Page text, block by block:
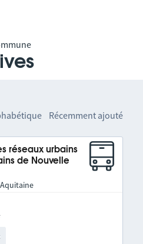
Récemment ajouté
réseaux urbains
de Nouvelle